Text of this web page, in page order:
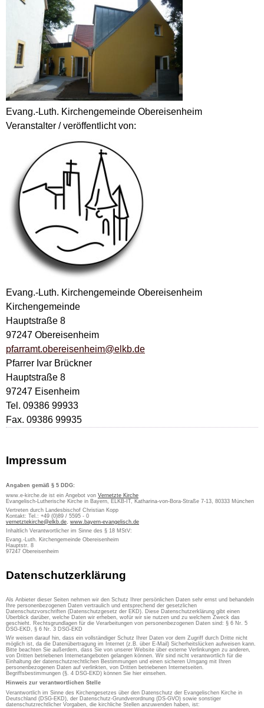
Evang.-Luth. Kirchengemeinde Obereisenheim
Veranstalter / veröffentlicht von:
Evang.-Luth. Kirchengemeinde Obereisenheim
Kirchengemeinde
Hauptstraße 8
97247 Obereisenheim
pfarramt.obereisenheim@elkb.de
Pfarrer Ivar Brückner
Hauptstraße 8
97247 Eisenheim
Tel. 09386 99933
Fax. 09386 99935
Impressum
Angaben gemäß § 5 DDG:
www.e-kirche.de ist ein Angebot von Vernetzte Kirche
Evangelisch-Lutherische Kirche in Bayern, ELKB-IT, Katharina-von-Bora-Straße 7-13, 80333 München
Vertreten durch Landesbischof Christian Kopp
Kontakt: Tel.: +49 (0)89 / 5595 - 0
vernetztekirche@elkb.de, www.bayern-evangelisch.de
Inhaltlich Verantwortlicher im Sinne des § 18 MStV:
Evang.-Luth. Kirchengemeinde Obereisenheim
Hauptstr. 8
97247 Obereisenheim
Datenschutzerklärung
Als Anbieter dieser Seiten nehmen wir den Schutz Ihrer persönlichen Daten sehr ernst und behandeln
Ihre personenbezogenen Daten vertraulich und entsprechend der gesetzlichen
Datenschutzvorschriften (Datenschutzgesetz der EKD). Diese Datenschutzerklärung gibt einen
Überblick darüber, welche Daten wir erheben, wofür wir sie nutzen und zu welchem Zweck das
geschieht. Rechtsgrundlagen für die Verarbeitungen von personenbezogenen Daten sind: § 6 Nr. 5
DSG-EKD, § 6 Nr. 3 DSG-EKD
Wir weisen darauf hin, dass ein vollständiger Schutz Ihrer Daten vor dem Zugriff durch Dritte nicht
möglich ist, da die Datenübertragung im Internet (z.B. über E-Mail) Sicherheitslücken aufweisen kann.
Bitte beachten Sie außerdem, dass Sie von unserer Website über externe Verlinkungen zu anderen,
von Dritten betriebenen Internetangeboten gelangen können. Wir sind nicht verantwortlich für die
Einhaltung der datenschutzrechtlichen Bestimmungen und einen sicheren Umgang mit Ihren
personenbezogenen Daten auf verlinkten, von Dritten betriebenen Internetseiten.
Begriffsbestimmungen (§. 4 DSG-EKD) können Sie hier einsehen.
Hinweis zur verantwortlichen Stelle
Verantwortlich im Sinne des Kirchengesetzes über den Datenschutz der Evangelischen Kirche in
Deutschland (DSG-EKD), der Datenschutz-Grundverordnung (DS-GVO) sowie sonstiger
datenschutzrechtlicher Vorgaben, die kirchliche Stellen anzuwenden haben, ist: